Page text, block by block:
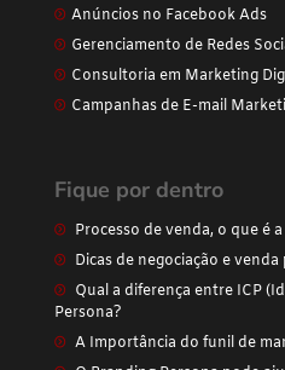
Anúncios no Facebook Ads
Gerenciamento de Redes
Consultoria em Marketing
Campanhas de E-mail
Fique por dentro
Processo de venda, o que é
Dicas de negociação e venda
Qual a diferença entre ICP
Persona?
A Importância do funil de